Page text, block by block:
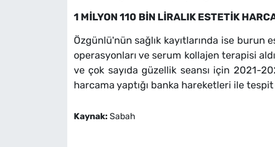
1 MİLYON 110 BİN LİRALIK ESTETİK
Özgünlü'nün sağlık kayıtlarında ise burun
operasyonları ve serum kollajen terapisi
ve çok sayıda güzellik seansı için 2021-
harcama yaptığı banka hareketleri ile
Kaynak: Sabah